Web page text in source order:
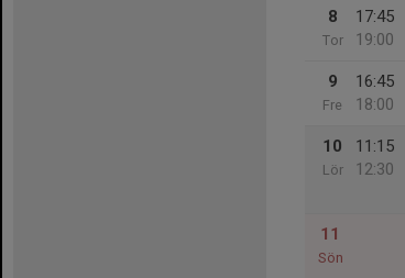
8
Tor
17:45
19:00
9
Fre
16:45
18:00
10
Lör
11:15
12:30
11
Sön